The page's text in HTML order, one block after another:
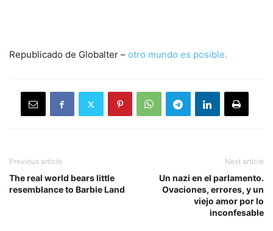
Republicado de Globalter – otro mundo es posible.
Previous article
The real world bears little
resemblance to Barbie Land
Next article
Un nazi en el parlamento.
Ovaciones, errores, y un
viejo amor por lo
inconfesable